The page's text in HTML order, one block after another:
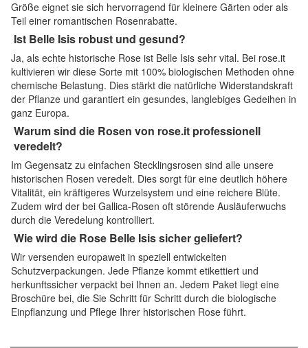
Größe eignet sie sich hervorragend für kleinere Gärten oder als
Teil einer romantischen Rosenrabatte.
Ist Belle Isis robust und gesund?
Ja, als echte historische Rose ist Belle Isis sehr vital. Bei rose.it
kultivieren wir diese Sorte mit 100% biologischen Methoden ohne
chemische Belastung. Dies stärkt die natürliche Widerstandskraft
der Pflanze und garantiert ein gesundes, langlebiges Gedeihen in
ganz Europa.
Warum sind die Rosen von rose.it professionell
veredelt?
Im Gegensatz zu einfachen Stecklingsrosen sind alle unsere
historischen Rosen veredelt. Dies sorgt für eine deutlich höhere
Vitalität, ein kräftigeres Wurzelsystem und eine reichere Blüte.
Zudem wird der bei Gallica-Rosen oft störende Ausläuferwuchs
durch die Veredelung kontrolliert.
Wie wird die Rose Belle Isis sicher geliefert?
Wir versenden europaweit in speziell entwickelten
Schutzverpackungen. Jede Pflanze kommt etikettiert und
herkunftssicher verpackt bei Ihnen an. Jedem Paket liegt eine
Broschüre bei, die Sie Schritt für Schritt durch die biologische
Einpflanzung und Pflege Ihrer historischen Rose führt.